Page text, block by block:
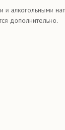
дополнительно.